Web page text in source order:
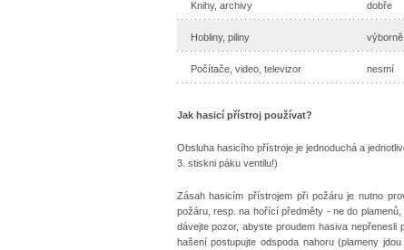
Knihy, archivy dobře
Hobliny, piliny výborně
Počítače, video, televizor nesmí
Jak hasicí přístroj používat?
Obsluha hasicího přístroje je jednoduchá a
3. stiskni páku ventilu!)
Zásah hasicím přístrojem při požáru je nutno
požáru, resp. na hořící předměty - ne do
dávejte pozor, abyste proudem hasiva
hašení postupujte odspoda nahoru (plameny